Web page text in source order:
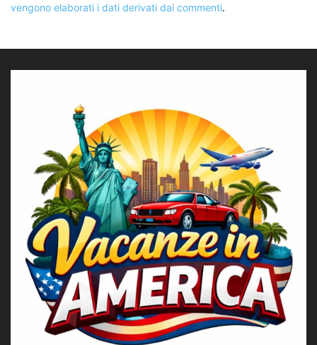
vengono elaborati i dati derivati dai commenti.